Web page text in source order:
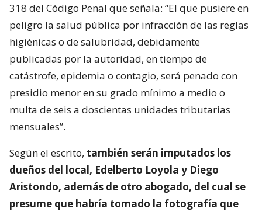
318 del Código Penal que señala: “El que pusiere en
peligro la salud pública por infracción de las reglas
higiénicas o de salubridad, debidamente
publicadas por la autoridad, en tiempo de
catástrofe, epidemia o contagio, será penado con
presidio menor en su grado mínimo a medio o
multa de seis a doscientas unidades tributarias
mensuales”.
Según el escrito, también serán imputados los
dueños del local, Edelberto Loyola y Diego
Aristondo, además de otro abogado, del cual se
presume que habría tomado la fotografía que